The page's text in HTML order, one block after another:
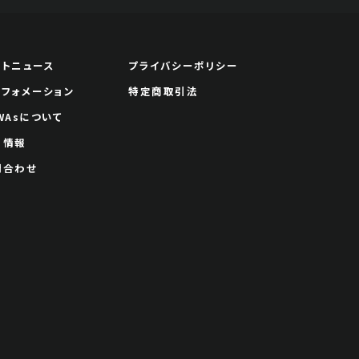
ニュース
ォメーション
について
報
わせ
プライバシーポリシー
特定商取引法